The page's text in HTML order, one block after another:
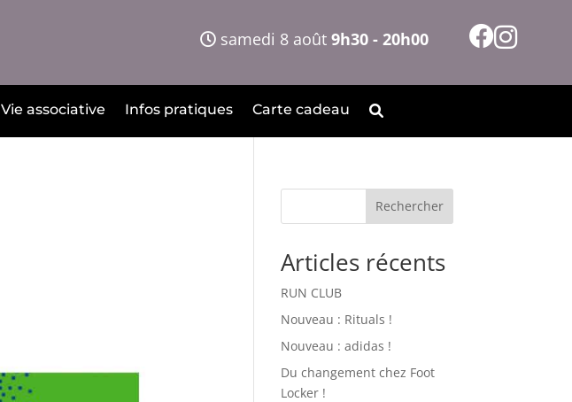
samedi 8 août 9h30 - 20h00
Vie associative Infos pratiques Carte cadeau
Rechercher
Articles récents
RUN CLUB
Nouveau : Rituals !
Nouveau : adidas !
Du changement chez Foot
Locker !